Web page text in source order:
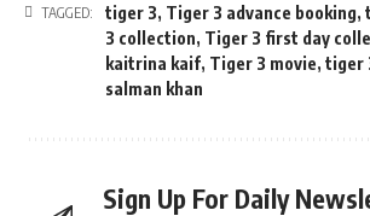
TAGGED: tiger 3, Tiger 3 advance booking,
3 collection, Tiger 3 first day
kaitrina kaif, Tiger 3 movie, tiger
salman khan
Sign Up For Daily